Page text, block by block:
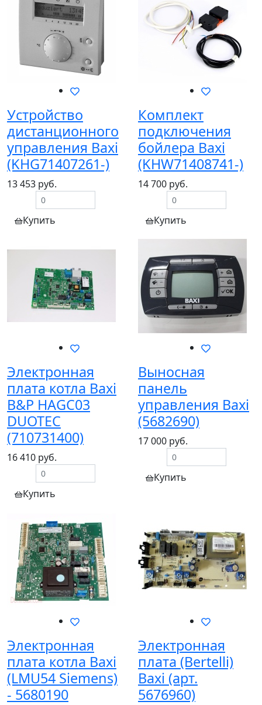
Устройство
дистанционного
управления Baxi
(KHG71407261-)
13 453 руб.
Купить
Комплект
подключения
бойлера Baxi
(KHW71408741-)
14 700 руб.
Купить
Электронная
плата котла Baxi
B&P HAGC03
DUOTEC
(710731400)
16 410 руб.
Купить
Выносная
панель
управления Baxi
(5682690)
17 000 руб.
Купить
Электронная
плата котла Baxi
(LMU54 Siemens)
- 5680190
Электронная
плата (Bertelli)
Baxi (арт.
5676960)